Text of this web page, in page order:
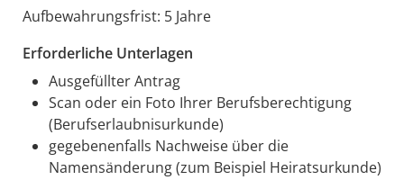
Aufbewahrungsfrist: 5 Jahre
Erforderliche Unterlagen
Ausgefüllter Antrag
Scan oder ein Foto Ihrer Berufsberechtigung
(Berufserlaubnisurkunde)
gegebenenfalls Nachweise über die
Namensänderung (zum Beispiel Heiratsurkunde)